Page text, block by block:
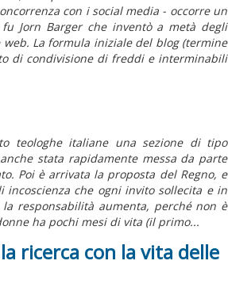
con i social media - occorre un
fu Jorn Barger che inventò a metà degli
La formula iniziale del blog (termine
di condivisione di freddi e interminabili
teologhe italiane una sezione di tipo
stata rapidamente messa da parte
Poi è arrivata la proposta del Regno, e
incoscienza che ogni invito sollecita e in
responsabilità aumenta, perché non è
ha pochi mesi di vita (il primo...
ricerca con la vita delle